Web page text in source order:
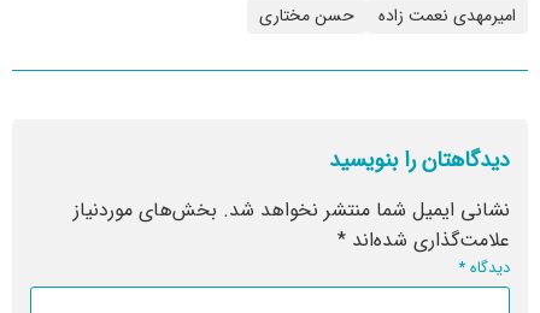
امیرمهدی نعمت زاده حسن مختاری
دیدگاهتان را بنویسید
نشانی ایمیل شما منتشر نخواهد شد. بخش‌های موردنیاز
علامت‌گذاری شده‌اند *
دیدگاه*